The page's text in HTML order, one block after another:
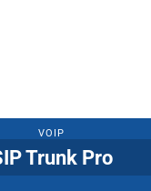
VOIP
Trunk Pro